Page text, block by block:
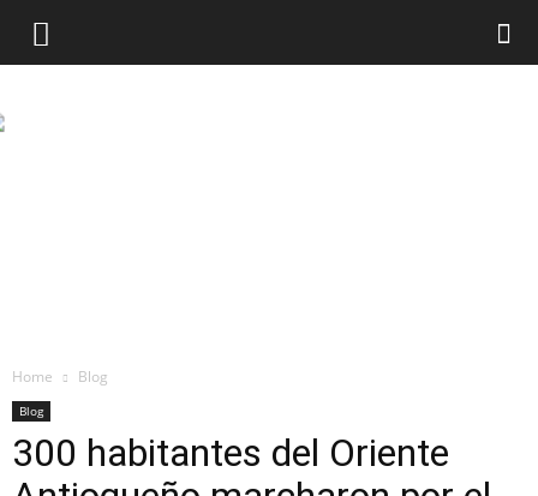
Home Blog
Blog
300 habitantes del Oriente